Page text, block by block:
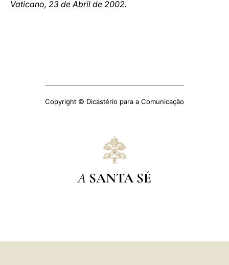
Vaticano, 23 de Abril de 2002.
Copyright © Dicastério para a Comunicação
A SANTA SÉ